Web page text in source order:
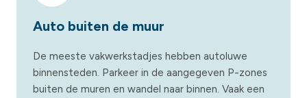
Auto buiten de muur
De meeste vakwerkstadjes hebben autoluwe
binnensteden. Parkeer in de aangegeven P-zones
buiten de muren en wandel naar binnen. Vaak een